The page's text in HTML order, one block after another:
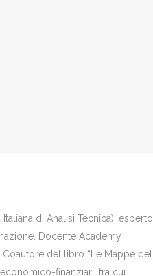
di Analisi Tecnica), esperto
Docente Academy
del libro “Le Mappe del
finanziari, fra cui